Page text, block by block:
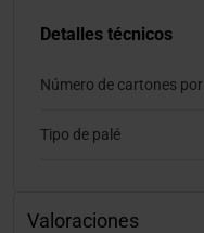
Detalles técnicos
Número de cartones
Tipo de palé
Valoraciones